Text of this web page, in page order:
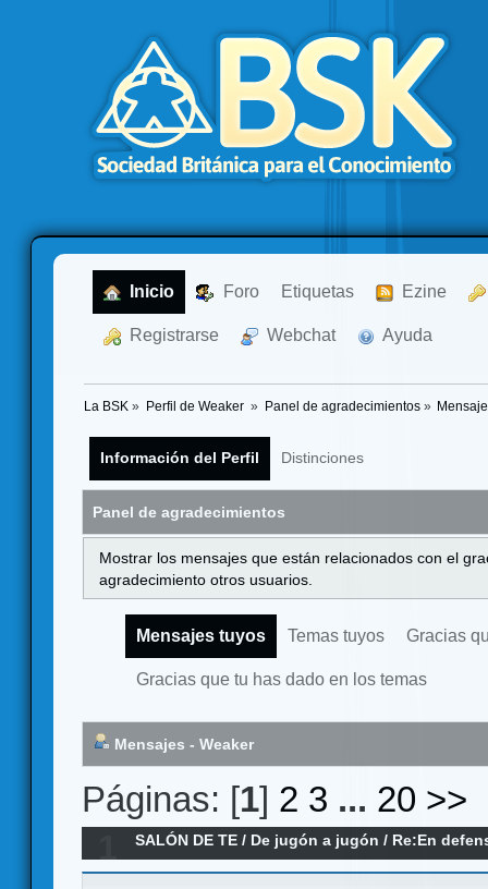
Inicio Foro Etiquetas Ezine
Registrarse Webchat Ayuda
La BSK » Perfil de Weaker » Panel de agradecimientos»
Información del Perfil Distinciones
Panel de agradecimientos
Mostrar los mensajes que están relacionados con el
agradecimiento otros usuarios.
Mensajes tuyos Temas tuyos Gracias
Gracias que tu has dado en los temas
Mensajes - Weaker
Páginas: [1] 2 3 ... 20 >>
SALÓN DE TE / De jugón a jugón / Re:En